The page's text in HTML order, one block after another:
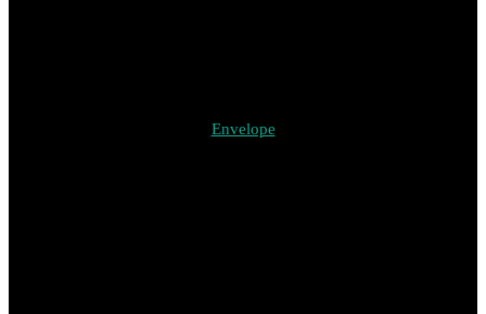
Envelope